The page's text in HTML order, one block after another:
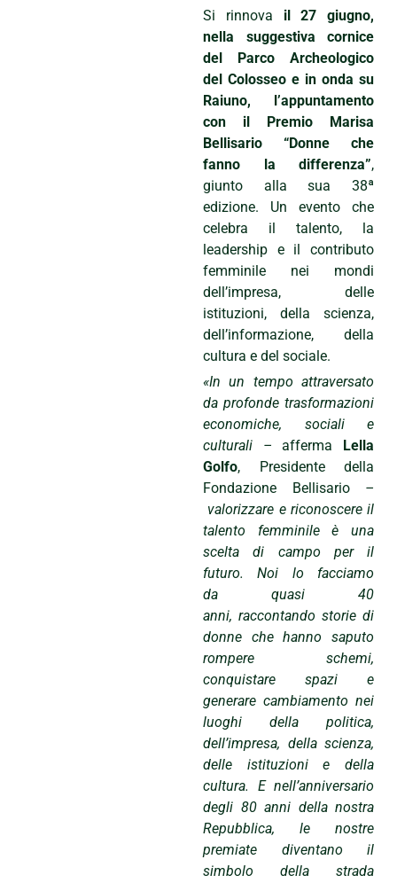
Si rinnova il 27 giugno,
nella suggestiva cornice
del Parco Archeologico
del Colosseo e in onda su
Raiuno, l’appuntamento
con il Premio Marisa
Bellisario “Donne che
fanno la differenza”,
giunto alla sua 38ª
edizione. Un evento che
celebra il talento, la
leadership e il contributo
femminile nei mondi
dell’impresa, delle
istituzioni, della scienza,
dell’informazione, della
cultura e del sociale.
«In un tempo attraversato
da profonde trasformazioni
economiche, sociali e
culturali –afferma Lella
Golfo, Presidente della
Fondazione Bellisario
–
valorizzare e riconoscere il
talento femminile è una
scelta di campo per il
futuro. Noi lo facciamo
da quasi 40
anni, raccontando storie di
donne che hanno saputo
rompere schemi,
conquistare spazi e
generare cambiamento nei
luoghi della politica,
dell’impresa, della scienza,
delle istituzioni e della
cultura. E nell’anniversario
degli 80 anni della nostra
Repubblica, le nostre
premiate diventano il
simbolo della strada